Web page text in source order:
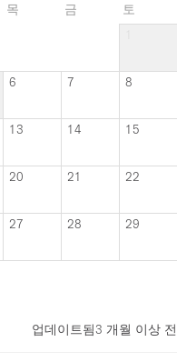
목 금
토
6 7 8
13 14 15
20 21 22
27 28 29
업데이트됨3 개월 이상 전